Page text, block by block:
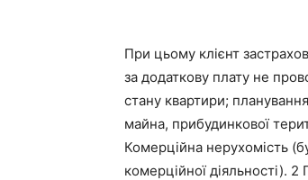
При цьому клієнт
за додаткову плату не
стану квартири;
майна, прибудинкової
Комерційна нерухомість
комерційної діяльності).